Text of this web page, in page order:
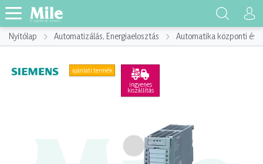
Nyitólap Automatizálás, Energiaelosztás Automatika központi és
ajánlati termék
ingyenes
kiszállítás